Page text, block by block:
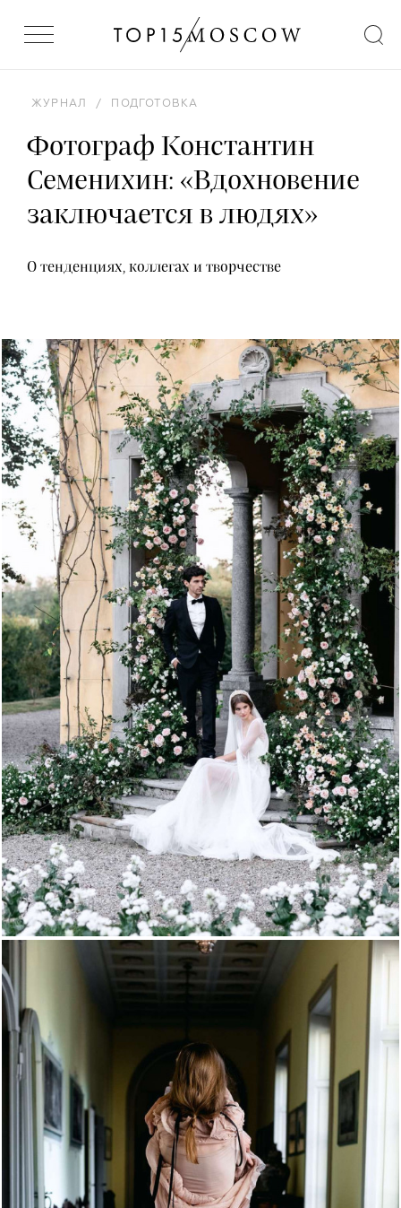
ЖУРНАЛ / ПОДГОТОВКА
Фотограф Константин
Семенихин: «Вдохновение
заключается в людях»
О тенденциях, коллегах и творчестве